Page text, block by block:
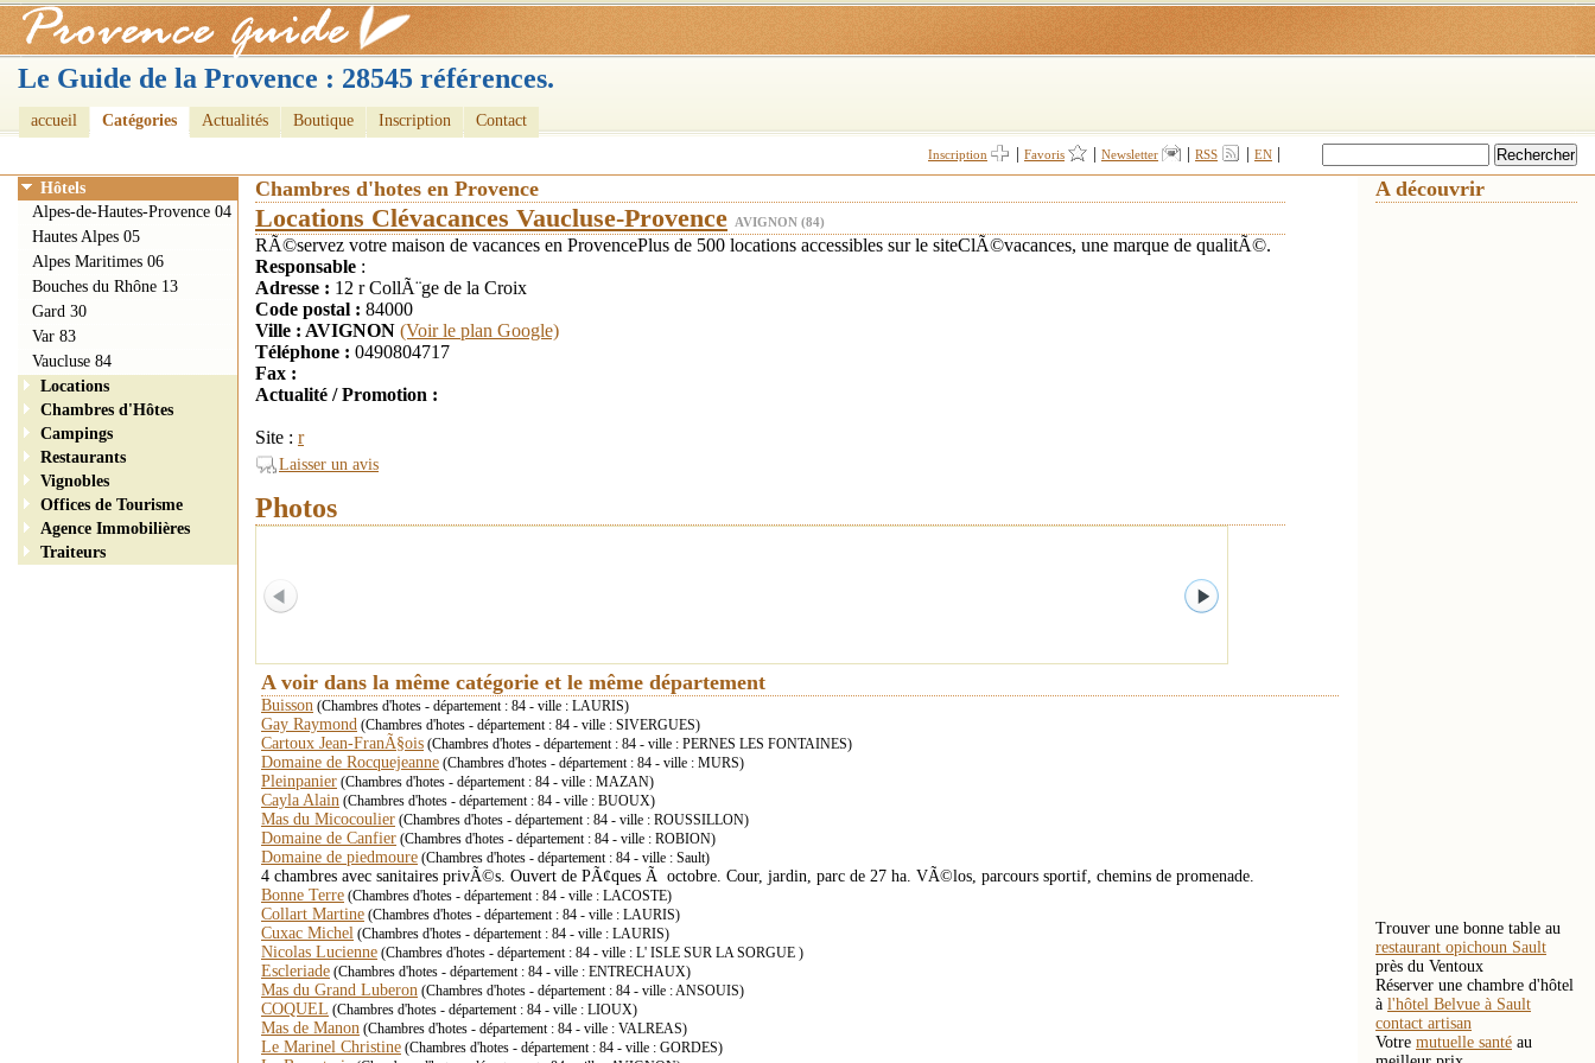
Le Guide de la Provence : 28545 références.
accueil Catégories Actualités Boutique Inscription Contact
Inscription Favoris Newsletter RSS EN
Chambres d'hotes en Provence
Locations Clévacances Vaucluse-Provence AVIGNON (84)
RÃ©servez votre maison de vacances en ProvencePlus de 500 locations accessibles sur le siteClÃ©vacances, une marque de qualitÃ©.
Responsable :
Adresse : 12 r CollÃ¨ge de la Croix
Code postal : 84000
Ville : AVIGNON (Voir le plan Google)
Téléphone : 0490804717
Fax :
Actualité / Promotion :
Site : r
Laisser un avis
Photos
A voir dans la même catégorie et le même département
Buisson (Chambres d'hotes - département : 84 - ville : LAURIS)
Gay Raymond (Chambres d'hotes - département : 84 - ville : SIVERGUES)
Cartoux Jean-FranÃ§ois (Chambres d'hotes - département : 84 - ville : PERNES LES FONTAINES)
Domaine de Rocquejeanne (Chambres d'hotes - département : 84 - ville : MURS)
Pleinpanier (Chambres d'hotes - département : 84 - ville : MAZAN)
Cayla Alain (Chambres d'hotes - département : 84 - ville : BUOUX)
Mas du Micocoulier (Chambres d'hotes - département : 84 - ville : ROUSSILLON)
Domaine de Canfier (Chambres d'hotes - département : 84 - ville : ROBION)
Domaine de piedmoure (Chambres d'hotes - département : 84 - ville : Sault)
4 chambres avec sanitaires privÃ©s. Ouvert de PÃ¢ques Ã octobre. Cour, jardin, parc de 27 ha. VÃ©los, parcours sportif, chemins de promenade.
Bonne Terre (Chambres d'hotes - département : 84 - ville : LACOSTE)
Collart Martine (Chambres d'hotes - département : 84 - ville : LAURIS)
Cuxac Michel (Chambres d'hotes - département : 84 - ville : LAURIS)
Nicolas Lucienne (Chambres d'hotes - département : 84 - ville : L' ISLE SUR LA SORGUE )
Escleriade (Chambres d'hotes - département : 84 - ville : ENTRECHAUX)
Mas du Grand Luberon (Chambres d'hotes - département : 84 - ville : ANSOUIS)
COQUEL (Chambres d'hotes - département : 84 - ville : LIOUX)
Mas de Manon (Chambres d'hotes - département : 84 - ville : VALREAS)
Le Marinel Christine (Chambres d'hotes - département : 84 - ville : GORDES)
Hôtels
Alpes-de-Hautes-Provence 04
Hautes Alpes 05
Alpes Maritimes 06
Bouches du Rhône 13
Gard 30
Var 83
Vaucluse 84
Locations
Chambres d'Hôtes
Campings
Restaurants
Vignobles
Offices de Tourisme
Agence Immobilières
Traiteurs
A découvrir
Trouver une bonne table au
restaurant opichoun Sault
près du Ventoux
Réserver une chambre d'hôtel
à l'hôtel Belvue à Sault
contact artisan
Votre mutuelle santé au